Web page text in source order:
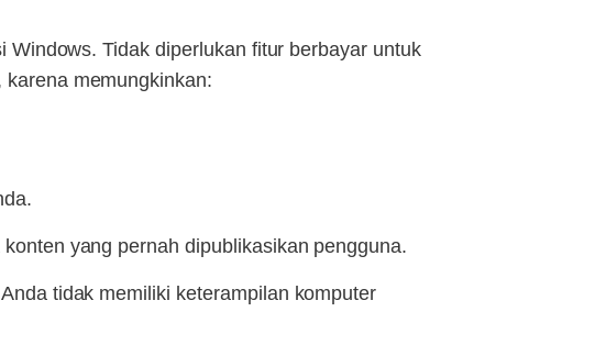
Tidak diperlukan fitur berbayar untuk
memungkinkan:
yang pernah dipublikasikan pengguna.
tidak memiliki keterampilan komputer